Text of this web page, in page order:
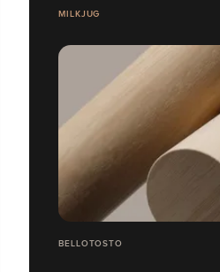
MILKJUG
BELLOTOSTO